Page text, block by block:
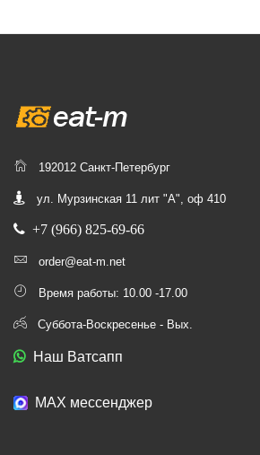
192012 Санкт-Петербург
ул. Мурзинская 11 лит "А", оф 410
+7 (966) 825-69-66
order@eat-m.net
Время работы: 10.00 -17.00
Суббота-Воскресенье - Вых.
Наш Ватсапп
МАХ мессенджер